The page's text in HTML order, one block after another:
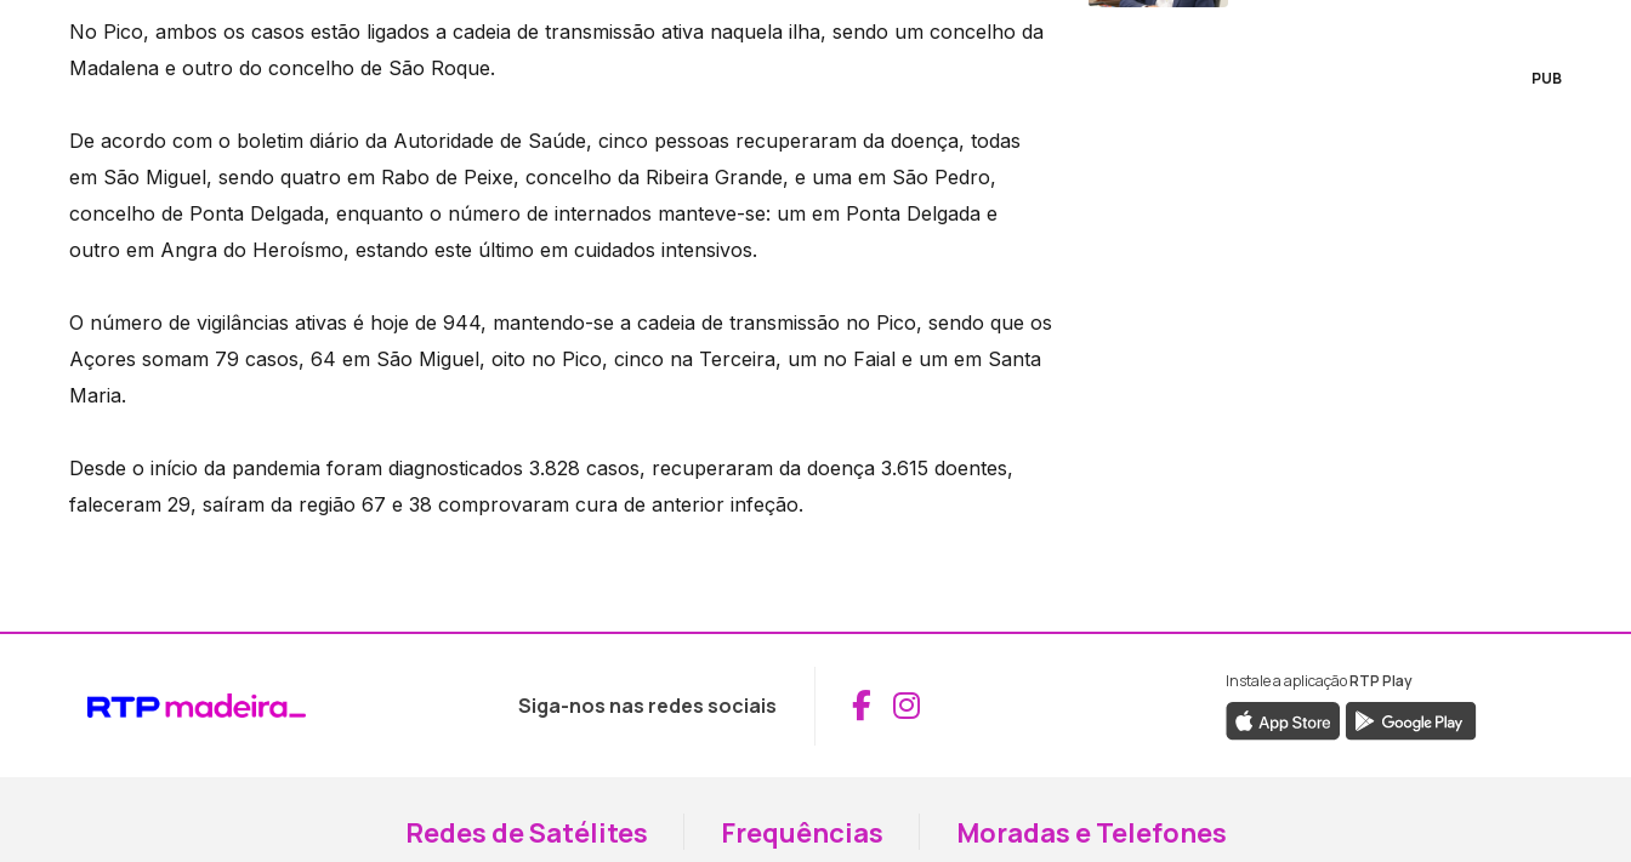
No Pico, ambos os casos estão ligados a cadeia de transmissão ativa naquela ilha, sendo um concelho da
Madalena e outro do concelho de São Roque.
De acordo com o boletim diário da Autoridade de Saúde, cinco pessoas recuperaram da doença, todas
em São Miguel, sendo quatro em Rabo de Peixe, concelho da Ribeira Grande, e uma em São Pedro,
concelho de Ponta Delgada, enquanto o número de internados manteve-se: um em Ponta Delgada e
outro em Angra do Heroísmo, estando este último em cuidados intensivos.
O número de vigilâncias ativas é hoje de 944, mantendo-se a cadeia de transmissão no Pico, sendo que os
Açores somam 79 casos, 64 em São Miguel, oito no Pico, cinco na Terceira, um no Faial e um em Santa
Maria.
Desde o início da pandemia foram diagnosticados 3.828 casos, recuperaram da doença 3.615 doentes,
faleceram 29, saíram da região 67 e 38 comprovaram cura de anterior infeção.
PUB
Siga-nos nas redes sociais Aceder ao Facebook da RTP Madeira
Aceder ao Instagram da RTP Madeira
Instale a aplicaçãoRTP Play
Redes de Satélites Frequências Moradas e Telefones